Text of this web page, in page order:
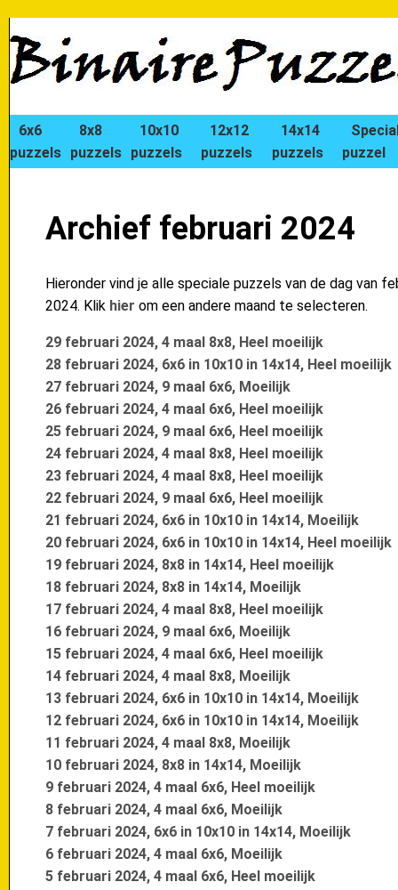
6x6
puzzels
8x8
puzzels
10x10
puzzels
12x12
puzzels
14x14
puzzels
puzzel
Archief februari 2024
Hieronder vind je alle speciale puzzels van de dag van
2024. Klik hier om een andere maand te selecteren.
29 februari 2024, 4 maal 8x8, Heel moeilijk
28 februari 2024, 6x6 in 10x10 in 14x14, Heel moeilijk
27 februari 2024, 9 maal 6x6, Moeilijk
26 februari 2024, 4 maal 6x6, Heel moeilijk
25 februari 2024, 9 maal 6x6, Heel moeilijk
24 februari 2024, 4 maal 8x8, Heel moeilijk
23 februari 2024, 4 maal 8x8, Heel moeilijk
22 februari 2024, 9 maal 6x6, Heel moeilijk
21 februari 2024, 6x6 in 10x10 in 14x14, Moeilijk
20 februari 2024, 6x6 in 10x10 in 14x14, Heel moeilijk
19 februari 2024, 8x8 in 14x14, Heel moeilijk
18 februari 2024, 8x8 in 14x14, Moeilijk
17 februari 2024, 4 maal 8x8, Heel moeilijk
16 februari 2024, 9 maal 6x6, Moeilijk
15 februari 2024, 4 maal 6x6, Heel moeilijk
14 februari 2024, 4 maal 8x8, Moeilijk
13 februari 2024, 6x6 in 10x10 in 14x14, Moeilijk
12 februari 2024, 6x6 in 10x10 in 14x14, Moeilijk
11 februari 2024, 4 maal 8x8, Moeilijk
10 februari 2024, 8x8 in 14x14, Moeilijk
9 februari 2024, 4 maal 6x6, Heel moeilijk
8 februari 2024, 4 maal 6x6, Moeilijk
7 februari 2024, 6x6 in 10x10 in 14x14, Moeilijk
6 februari 2024, 4 maal 6x6, Moeilijk
5 februari 2024, 4 maal 6x6, Heel moeilijk